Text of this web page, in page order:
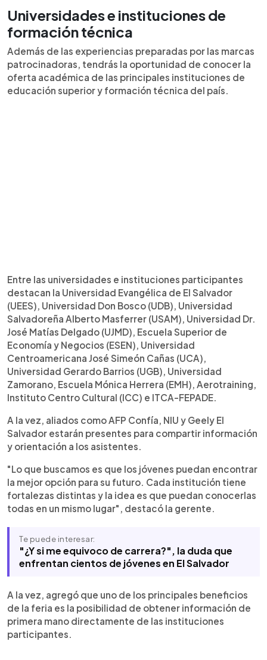
Universidades e instituciones de
formación técnica
Además de las experiencias preparadas por las marcas
patrocinadoras, tendrás la oportunidad de conocer la
oferta académica de las principales instituciones de
educación superior y formación técnica del país.
Entre las universidades e instituciones participantes
destacan la Universidad Evangélica de El Salvador
(UEES), Universidad Don Bosco (UDB), Universidad
Salvadoreña Alberto Masferrer (USAM), Universidad Dr.
José Matías Delgado (UJMD), Escuela Superior de
Economía y Negocios (ESEN), Universidad
Centroamericana José Simeón Cañas (UCA),
Universidad Gerardo Barrios (UGB), Universidad
Zamorano, Escuela Mónica Herrera (EMH), Aerotraining,
Instituto Centro Cultural (ICC) e ITCA-FEPADE.
A la vez, aliados como AFP Confía, NIU y Geely El
Salvador estarán presentes para compartir información
y orientación a los asistentes.
"Lo que buscamos es que los jóvenes puedan encontrar
la mejor opción para su futuro. Cada institución tiene
fortalezas distintas y la idea es que puedan conocerlas
todas en un mismo lugar", destacó la gerente.
Te puede interesar:
"¿Y si me equivoco de carrera?", la duda que
enfrentan cientos de jóvenes en El Salvador
A la vez, agregó que uno de los principales beneficios
de la feria es la posibilidad de obtener información de
primera mano directamente de las instituciones
participantes.